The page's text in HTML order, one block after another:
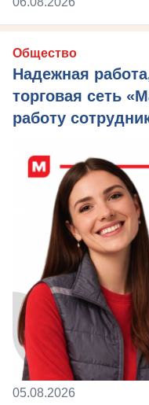
Общество
Надежная
торговая сеть
работу
05.08.2026